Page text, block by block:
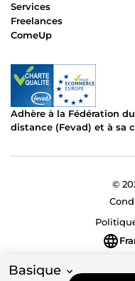
Basique
Services
Freelances
ComeUp
Adhère à la Fédération
distance (Fevad) et à sa
©